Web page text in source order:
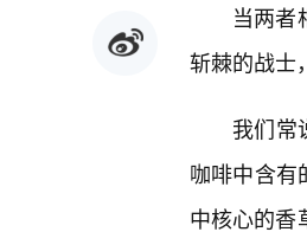
当两者
斩棘的战士
我们常
咖啡中含有
中核心的香